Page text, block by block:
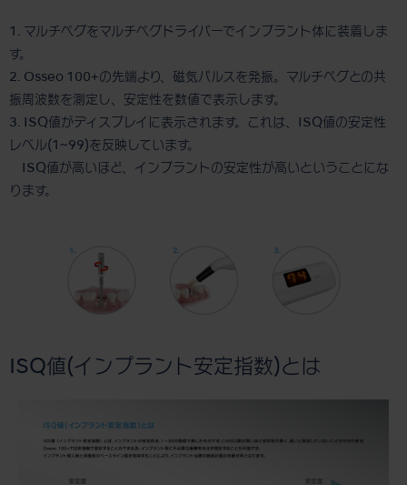
1. マルチペグをマルチペグドライバーでインプラント体に装着しま
す。
2. Osseo 100+の先端より、磁気パルスを発振。マルチペグとの共
振周波数を測定し、安定性を数値で表示します。
3. ISQ値がディスプレイに表示されます。これは、ISQ値の安定性
レベル(1~99)を反映しています。
ISQ値が高いほど、インプラントの安定性が高いということにな
ります。
ISQ値(インプラント安定指数)とは